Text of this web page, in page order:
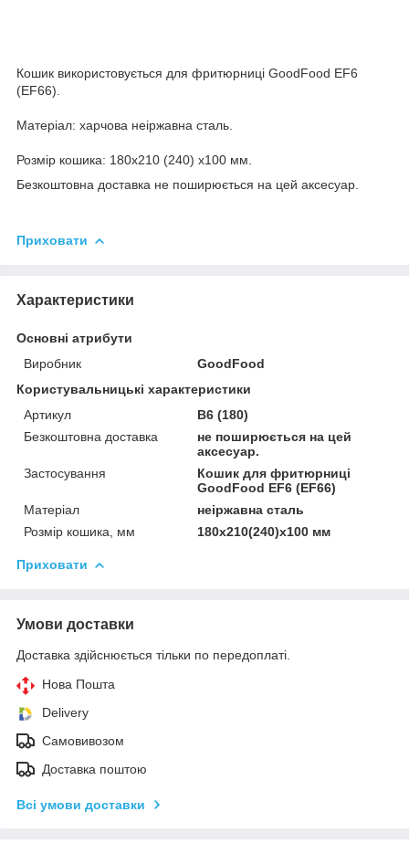
Кошик використовується для фритюрниці GoodFood EF6
(EF66).
Матеріал: харчова неіржавна сталь.
Розмір кошика: 180х210 (240) х100 мм.
Безкоштовна доставка не поширюється на цей аксесуар.
Приховати
Характеристики
Основні атрибути
Виробник
GoodFood
Користувальницькі характеристики
Артикул
B6 (180)
Безкоштовна доставка
не поширюється на цей
аксесуар.
Застосування
Кошик для фритюрниці
GoodFood EF6 (EF66)
Матеріал
неіржавна сталь
Розмір кошика, мм
180х210(240)х100 мм
Приховати
Умови доставки
Доставка здійснюється тільки по передоплаті.
Нова Пошта
Delivery
Самовивозом
Доставка поштою
Всі умови доставки